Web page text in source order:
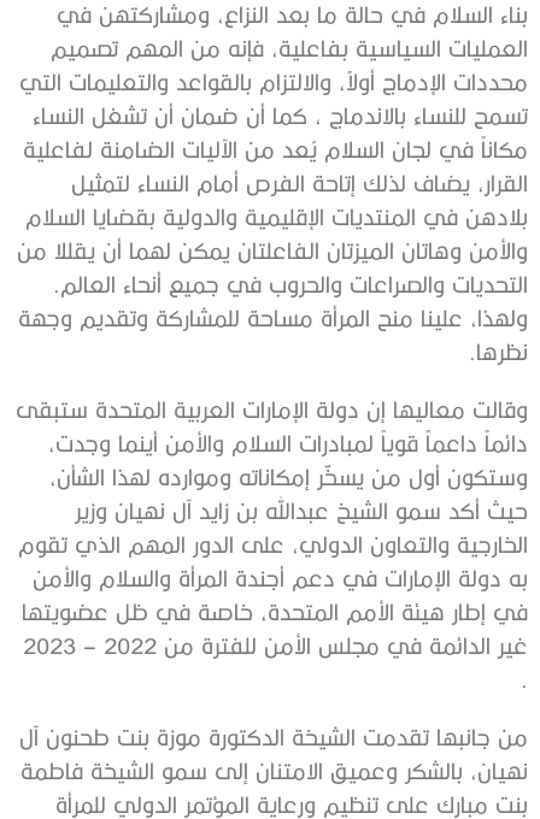
بناء السلام في حالة ما بعد النزاع، ومشاركتهن في
العمليات السياسية بفاعلية، فإنه من المهم تصميم
محددات الإدماج أولاً، والالتزام بالقواعد والتعليمات التي
تسمح للنساء بالاندماج ، كما أن ضمان أن تشغل النساء
مكاناً في لجان السلام يُعد من الآليات الضامنة لفاعلية
القرار، يضاف لذلك إتاحة الفرص أمام النساء لتمثيل
بلادهن في المنتديات الإقليمية والدولية بقضايا السلام
والأمن وهاتان الميزتان الفاعلتان يمكن لهما أن يقللا من
التحديات والصراعات والحروب في جميع أنحاء العالم.
ولهذا، علينا منح المرأة مساحة للمشاركة وتقديم وجهة
نظرها.
وقالت معاليها إن دولة الإمارات العربية المتحدة ستبقى
دائماً داعماً قوياً لمبادرات السلام والأمن أينما وجدت،
وستكون أول من يسخّر إمكاناته وموارده لهذا الشأن،
حيث أكد سمو الشيخ عبدالله بن زايد آل نهيان وزير
الخارجية والتعاون الدولي، على الدور المهم الذي تقوم
به دولة الإمارات في دعم أجندة المرأة والسلام والأمن
في إطار هيئة الأمم المتحدة، خاصة في ظل عضويتها
غير الدائمة في مجلس الأمن للفترة من 2022 – 2023
.
من جانبها تقدمت الشيخة الدكتورة موزة بنت طحنون آل
نهيان، بالشكر وعميق الامتنان إلى سمو الشيخة فاطمة
بنت مبارك على تنظيم ورعاية المؤتمر الدولي للمرأة